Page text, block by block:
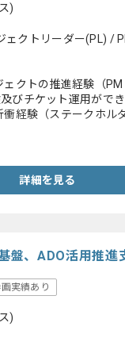
)
ェクトリーダー(PL) /
クトの推進経験（
びチケット運用がで
経験（ステークホル
詳細を見る
盤、ADO活用推進
実績あり
)